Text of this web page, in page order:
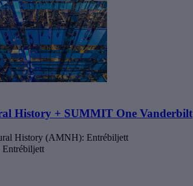
History + SUMMIT One Vanderbilt
History (AMNH): Entrébiljett